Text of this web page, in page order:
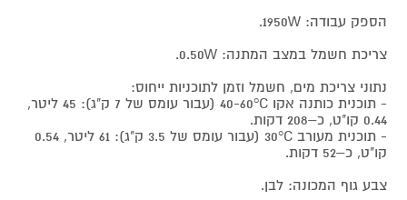
הספק עבודה: 1950W.
צריכת חשמל במצב המתנה: 0.50W.
נתוני צריכת מים, חשמל וזמן לתוכניות ייחוס:
- תוכנית כותנה אקו 40-60°C (עבור עומס של 7 ק"ג): 45 ליטר,
0.44 קו"ט, כ–208 דקות.
- תוכנית מעורב 30°C (עבור עומס של 3.5 ק"ג): 61 ליטר, 0.54
קו"ט, כ–52 דקות.
צבע גוף המכונה: לבן.